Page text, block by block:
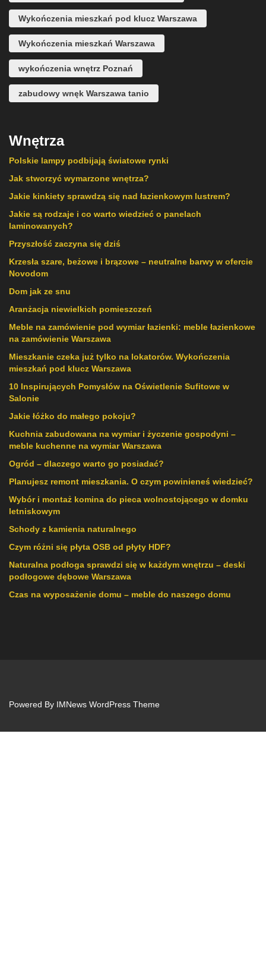
Wykończenia mieszkań pod klucz Warszawa
Wykończenia mieszkań Warszawa
wykończenia wnętrz Poznań
zabudowy wnęk Warszawa tanio
Wnętrza
Polskie lampy podbijają światowe rynki
Jak stworzyć wymarzone wnętrza?
Jakie kinkiety sprawdzą się nad łazienkowym lustrem?
Jakie są rodzaje i co warto wiedzieć o panelach
laminowanych?
Przyszłość zaczyna się dziś
Krzesła szare, beżowe i brązowe – neutralne barwy w ofercie
Novodom
Dom jak ze snu
Aranżacja niewielkich pomieszczeń
Meble na zamówienie pod wymiar łazienki: meble łazienkowe
na zamówienie Warszawa
Mieszkanie czeka już tylko na lokatorów. Wykończenia
mieszkań pod klucz Warszawa
10 Inspirujących Pomysłów na Oświetlenie Sufitowe w
Salonie
Jakie łóżko do małego pokoju?
Kuchnia zabudowana na wymiar i życzenie gospodyni –
meble kuchenne na wymiar Warszawa
Ogród – dlaczego warto go posiadać?
Planujesz remont mieszkania. O czym powinieneś wiedzieć?
Wybór i montaż komina do pieca wolnostojącego w domku
letniskowym
Schody z kamienia naturalnego
Czym różni się płyta OSB od płyty HDF?
Naturalna podłoga sprawdzi się w każdym wnętrzu – deski
podłogowe dębowe Warszawa
Czas na wyposażenie domu – meble do naszego domu
Powered By IMNews WordPress Theme